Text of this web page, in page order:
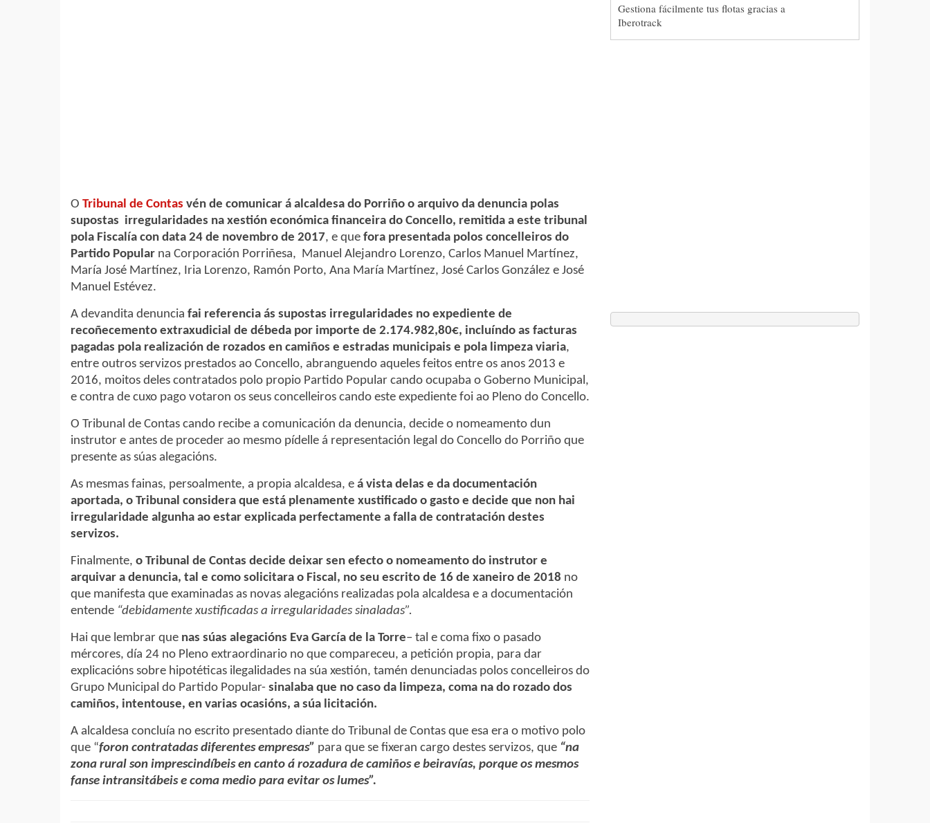
O Tribunal de Contas vén de comunicar á alcaldesa do Porriño o arquivo da denuncia polas
supostas irregularidades na xestión económica financeira do Concello, remitida a este tribunal
pola Fiscalía con data 24 de novembro de 2017, e que fora presentada polos concelleiros do
Partido Popular na Corporación Porriñesa, Manuel Alejandro Lorenzo, Carlos Manuel Martínez,
María José Martínez, Iria Lorenzo, Ramón Porto, Ana María Martínez, José Carlos González e José
Manuel Estévez.
A devandita denuncia fai referencia ás supostas irregularidades no expediente de
recoñecemento extraxudicial de débeda por importe de 2.174.982,80€, incluíndo as facturas
pagadas pola realización de rozados en camiños e estradas municipais e pola limpeza viaria,
entre outros servizos prestados ao Concello, abranguendo aqueles feitos entre os anos 2013 e
2016, moitos deles contratados polo propio Partido Popular cando ocupaba o Goberno Municipal,
e contra de cuxo pago votaron os seus concelleiros cando este expediente foi ao Pleno do Concello.
O Tribunal de Contas cando recibe a comunicación da denuncia, decide o nomeamento dun
instrutor e antes de proceder ao mesmo pídelle á representación legal do Concello do Porriño que
presente as súas alegacións.
As mesmas fainas, persoalmente, a propia alcaldesa, e á vista delas e da documentación
aportada, o Tribunal considera que está plenamente xustificado o gasto e decide que non hai
irregularidade algunha ao estar explicada perfectamente a falla de contratación destes
servizos.
Finalmente, o Tribunal de Contas decide deixar sen efecto o nomeamento do instrutor e
arquivar a denuncia, tal e como solicitara o Fiscal, no seu escrito de 16 de xaneiro de 2018 no
que manifesta que examinadas as novas alegacións realizadas pola alcaldesa e a documentación
entende “debidamente xustificadas a irregularidades sinaladas”.
Hai que lembrar que nas súas alegacións Eva García de la Torre– tal e coma fixo o pasado
mércores, día 24 no Pleno extraordinario no que compareceu, a petición propia, para dar
explicacións sobre hipotéticas ilegalidades na súa xestión, tamén denunciadas polos concelleiros do
Grupo Municipal do Partido Popular- sinalaba que no caso da limpeza, coma na do rozado dos
camiños, intentouse, en varias ocasións, a súa licitación.
A alcaldesa concluía no escrito presentado diante do Tribunal de Contas que esa era o motivo polo
que “foron contratadas diferentes empresas” para que se fixeran cargo destes servizos, que “na
zona rural son imprescindíbeis en canto á rozadura de camiños e beiravías, porque os mesmos
fanse intransitábeis e coma medio para evitar os lumes”.
Gestiona fácilmente tus flotas gracias a
Iberotrack